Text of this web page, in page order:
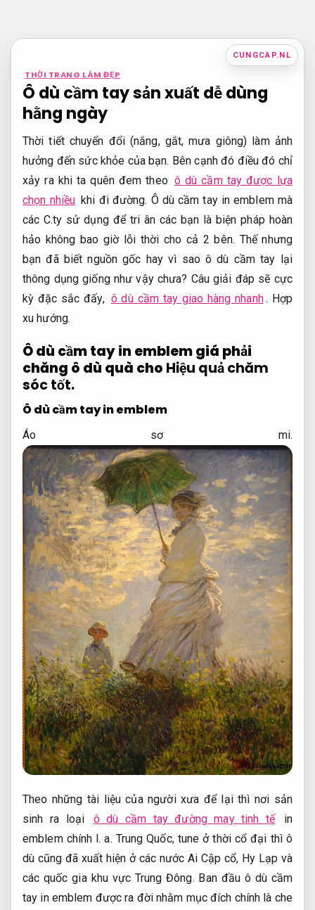
nội
CUNGCAP.NL
THỜI TRANG LÀM ĐẸP
Ô dù cầm tay sản xuất dễ dùng
hằng ngày
Thời tiết chuyển đổi (nắng, gắt, mưa giông) làm ảnh
hưởng đến sức khỏe của bạn. Bên cạnh đó điều đó chỉ
xảy ra khi ta quên đem theo ô dù cầm tay được lựa
chọn nhiều khi đi đường. Ô dù cầm tay in emblem mà
các C.ty sử dụng để tri ân các bạn là biện pháp hoàn
hảo không bao giờ lỗi thời cho cả 2 bên. Thế nhưng
bạn đã biết nguồn gốc hay vì sao ô dù cầm tay lại
thông dụng giống như vậy chưa? Câu giải đáp sẽ cực
kỳ đặc sắc đấy, ô dù cầm tay giao hàng nhanh . Hợp
xu hướng.
Ô dù cầm tay in emblem giá phải
chăng ô dù quà cho Hiệu quả chăm
sóc tốt.
Ô dù cầm tay in emblem
Áo sơ mi.
Theo những tài liệu của người xưa để lại thì nơi sản
sinh ra loại
ô dù cầm tay đường may tinh tế
in
emblem chính l. a. Trung Quốc, tune ở thời cổ đại thì ô
dù cũng đã xuất hiện ở các nước Ai Cập cổ, Hy Lạp và
các quốc gia khu vực Trung Đông. Ban đầu ô dù cầm
tay in emblem được ra đời nhằm mục đích chính là che